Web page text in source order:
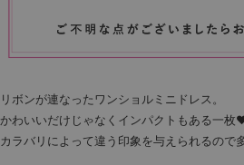
リボンが連なったワンショルミニドレス。
かわいいだけじゃなくインパクトもある一枚
カラバリによって違う印象を与えられるの